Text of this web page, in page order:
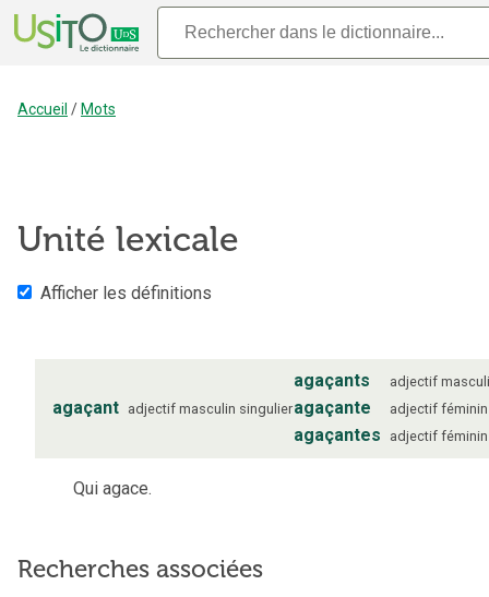
Accueil / Mots
Unité lexicale
Afficher les définitions
agaçant adjectif masculin singulier
agaçants adjectif
agaçante adjectif féminin
agaçantes adjectif féminin
Qui agace.
Recherches associées